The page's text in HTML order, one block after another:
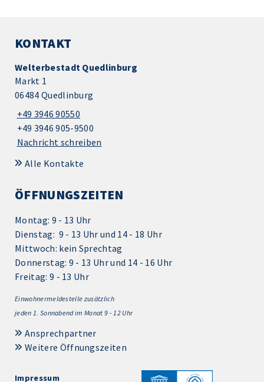
KONTAKT
Welterbestadt Quedlinburg
Markt 1
06484 Quedlinburg
+49 3946 90550
+49 3946 905-9500
Nachricht schreiben
Alle Kontakte
ÖFFNUNGSZEITEN
Montag: 9 - 13 Uhr
Dienstag: 9 - 13 Uhr und 14 - 18 Uhr
Mittwoch: kein Sprechtag
Donnerstag: 9 - 13 Uhr und 14 - 16 Uhr
Freitag: 9 - 13 Uhr
Einwohnermeldestelle zusätzlich
jeden 1. Sonnabend im Monat 9 - 12 Uhr
Ansprechpartner
Weitere Öffnungszeiten
Impressum